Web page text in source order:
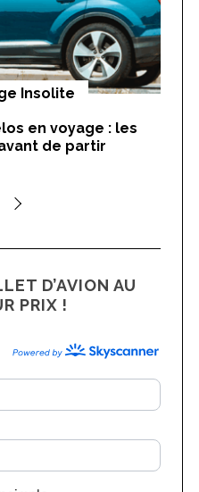
Insolite
en voyage : les
de partir
D’AVION AU
PRIX !